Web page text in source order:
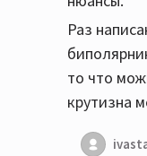
Раз
то что
крутизна